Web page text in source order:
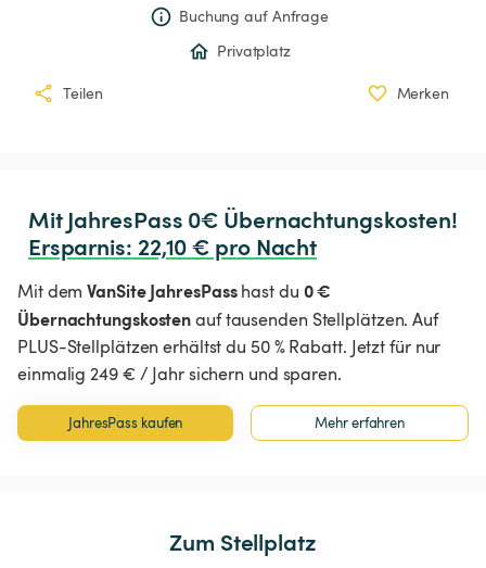
Buchung auf Anfrage
Privatplatz
Teilen Merken
Ersparnis: 22,10 € pro Nacht
Mit demVanSite JahresPasshast du 0 €
Übernachtungskostenauf tausenden Stellplätzen. Auf
PLUS-Stellplätzen erhältst du 50 % Rabatt. Jetzt für nur
einmalig 249 € / Jahr sichern und sparen.
JahresPass kaufen Mehr erfahren
Zum Stellplatz